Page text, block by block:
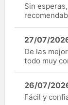
Sin
27/07/
De las
todo muy
26/07/
Fácil y